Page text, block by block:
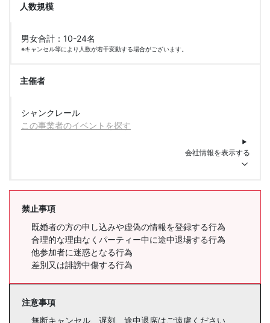
人数規模
男女合計：10-24名
※キャンセル等により人数が若干変動する場合がございます。
主催者
シャンクレール
この事業者のイベントを探す
会社情報を表示する
禁止事項
既婚者の方の申し込みや虚偽の情報を登録する行為
合理的な理由なくパーティー中に途中退場する行為
他参加者に迷惑となる行為
差別又は誹謗中傷する行為
注意事項
無断キャンセル、遅刻、途中退席はご遠慮ください